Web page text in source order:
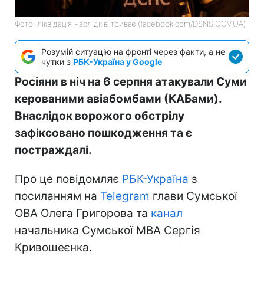
Фото: ліквідація наслідків триває (facebook.com/DSNS.GOV.UA)
Розумій ситуацію на фронті через факти, а не
чутки з РБК-Україна у Google
Росіяни в ніч на 6 серпня атакували Суми
керованими авіабомбами (КАБами).
Внаслідок ворожого обстрілу
зафіксовано пошкодження та є
постраждалі.
Про це повідомляє РБК-Україна з
посиланням на Telegram глави Сумської
ОВА Олега Григорова та канал
начальника Сумської МВА Сергія
Кривошеєнка.